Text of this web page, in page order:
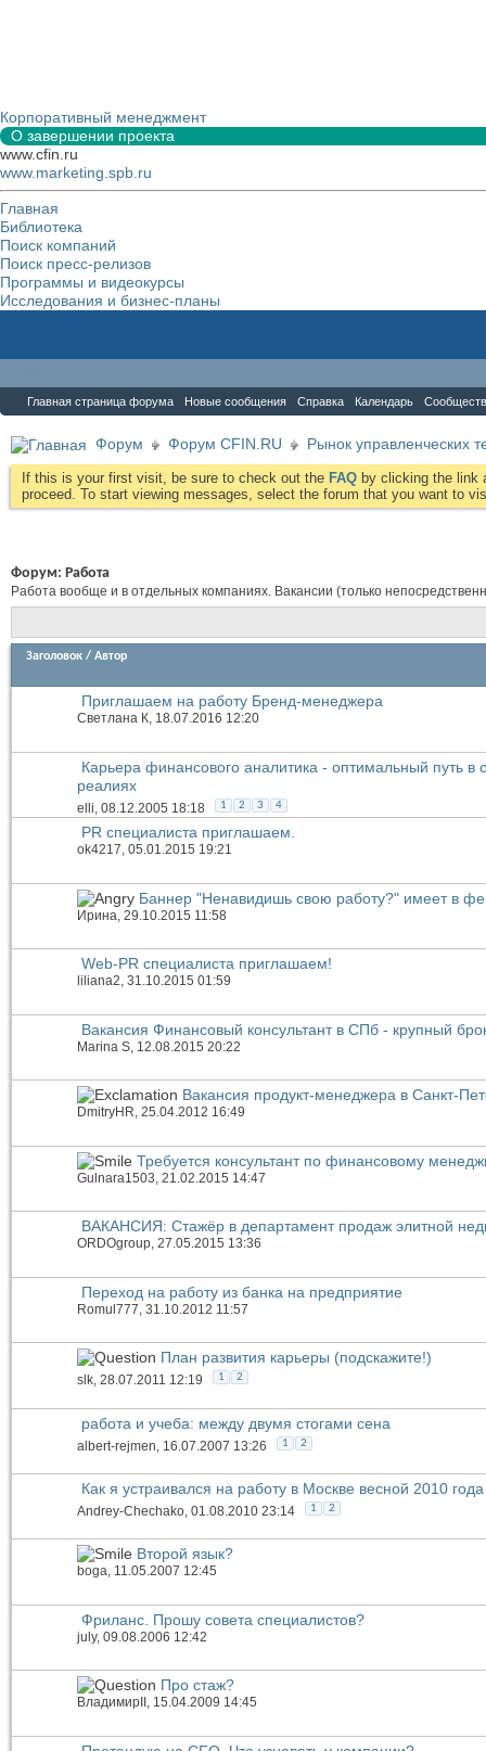
Корпоративный менеджмент
О завершении проекта
www.cfin.ru
www.marketing.spb.ru
Главная
Библиотека
Поиск компаний
Поиск пресс-релизов
Программы и видеокурсы
Исследования и бизнес-планы
Главная страница форума Новые сообщения Справка Календарь
Форум Форум CFIN.RU Рынок управленческих
If this is your first visit, be sure to check out the FAQ by clicking the link
proceed. To start viewing messages, select the forum that you want to
Форум: Работа
Работа вообще и в отдельных компаниях. Вакансии (только
Заголовок / Автор
Приглашаем на работу Бренд-менеджера
Светлана К, 18.07.2016 12:20
Карьера финансового аналитика - оптимальный путь в
реалиях
elli, 08.12.2005 18:18 1 2 3 4
PR специалиста приглашаем.
ok4217, 05.01.2015 19:21
Баннер "Ненавидишь свою работу?" имеет в
Иринa , 29.10.2015 11:58
Web-PR специалиста приглашаем!
liliana2, 31.10.2015 01:59
Вакансия Финансовый консультант в СПб - крупный
Marina S , 12.08.2015 20:22
Вакансия продукт-менеджера в Санкт-
DmitryHR, 25.04.2012 16:49
Требуется консультант по финансовому
Gulnara1503 , 21.02.2015 14:47
ВАКАНСИЯ: Стажёр в департамент продаж элитной
ORDOgroup, 27.05.2015 13:36
Переход на работу из банка на предприятие
Romul777 , 31.10.2012 11:57
План развития карьеры (подскажите!)
slk, 28.07.2011 12:19 1 2
работа и учеба: между двумя стогами сена
albert-rejmen , 16.07.2007 13:26 1 2
Как я устраивался на работу в Москве весной 2010 года
Andrey-Chechako, 01.08.2010 23:14 1 2
Второй язык?
boga, 11.05.2007 12:45
Фриланс. Прошу совета специалистов?
july, 09.08.2006 12:42
Про стаж?
ВладимирII , 15.04.2009 14:45